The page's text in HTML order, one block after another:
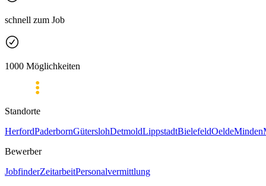
schnell zum Job
1000 Möglichkeiten
Standorte
HerfordPaderbornGüterslohDetmoldLippstadtBielefeldOeldeMinden
Bewerber
JobfinderZeitarbeitPersonalvermittlung